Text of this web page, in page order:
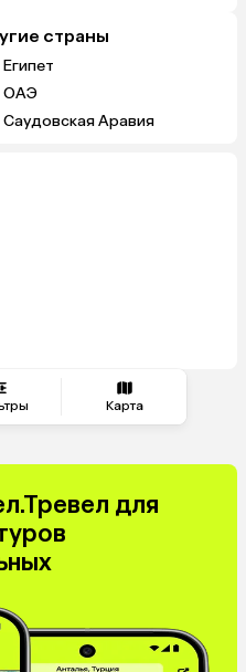
Карта
страны
Египет
ОАЭ
Саудовская Аравия
для